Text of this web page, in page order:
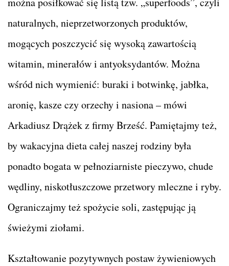
naturalnych, nieprzetworzonych produktów,
mogących poszczycić się wysoką zawartością
witamin, minerałów i antyoksydantów. Można
wśród nich wymienić: buraki i botwinkę, jabłka,
aronię, kasze czy orzechy i nasiona – mówi
Arkadiusz Drążek z firmy Brześć. Pamiętajmy też,
by wakacyjna dieta całej naszej rodziny była
ponadto bogata w pełnoziarniste pieczywo, chude
wędliny, niskotłuszczowe przetwory mleczne i ryby.
Ograniczajmy też spożycie soli, zastępując ją
świeżymi ziołami.
Kształtowanie pozytywnych postaw żywieniowych